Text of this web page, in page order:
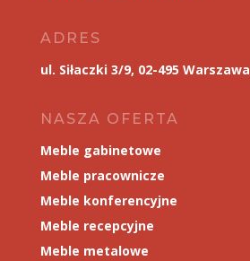
ADRES
ul. Siłaczki 3/9, 02-495 Warszawa
NASZA OFERTA
Meble gabinetowe
Meble pracownicze
Meble konferencyjne
Meble recepcyjne
Meble metalowe